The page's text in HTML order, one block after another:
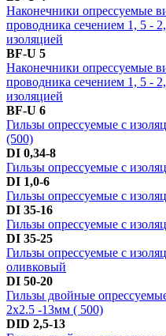
Наконечники опрессуемые
проводника сечением 1, 5 -
изоляцией
BF-U 5
Наконечники опрессуемые
проводника сечением 1, 5 -
изоляцией
BF-U 6
Гильзы опресcуемые с
(500)
DI 0,34-8
Гильзы опресcуемые с
DI 1,0-6
Гильзы опресcуемые с
DI 35-16
Гильзы опресcуемые с
DI 35-25
Гильзы опресcуемые с
оливковый
DI 50-20
Гильзы двойные
2х2.5 -13мм ( 500)
DID 2,5-13